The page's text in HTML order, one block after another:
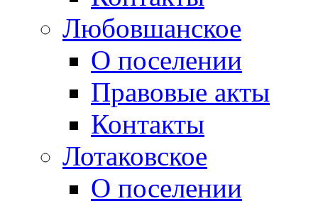
Любовшанское
О поселении
Правовые акты
Контакты
Лотаковское
О поселении